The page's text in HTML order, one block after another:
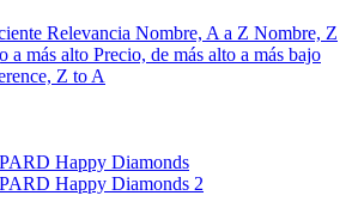
Relevancia Nombre, A a Z Nombre, Z
a más alto Precio, de más alto a más bajo
Z to A